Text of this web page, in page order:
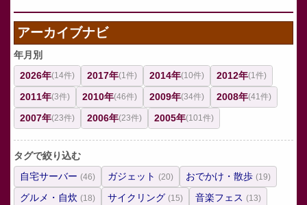
アーカイブナビ
年月別
2026年(14件) 2017年(1件) 2014年(10件) 2012年(1件)
2011年(3件) 2010年(46件) 2009年(34件) 2008年(41件)
2007年(23件) 2006年(23件) 2005年(101件)
タグで絞り込む
自宅サーバー (46) ガジェット (20) おでかけ・散歩 (19)
グルメ・自炊 (18) サイクリング (15) 音楽フェス (13)